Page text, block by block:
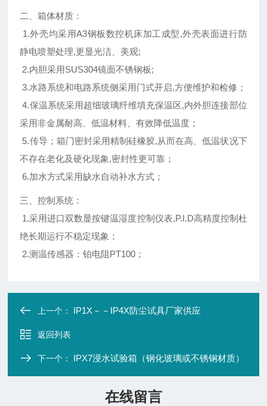
二、箱体材质：
1.外壳均采用A3钢板数控机床加工成型,外壳表面进行防
静电喷塑处理,更显光洁、美观;
2.内胆采用SUS304镜面不锈钢板;
3.水路系统和电路系统侧采用门式开启,方便维护和检修；
4.保温系统采用超细玻璃纤维填充保温区,内外胆连接部位
采用非金属耐高、低温材料、有效降低温度；
5.传导；箱门密封采用精制硅橡胶,从而在高、低温状况下
不存在老化及硬化现象,密封性更可靠；
6.加水方式采用缺水自动补水方式；
三、控制系统：
1.采用进口双数显按键温湿度控制仪表,P.I.D高精度控制杜
绝长期运行不稳定现象；
2.测温传感器：铂电阻PT100；
上一个： IP1X－－IP4X防尘试具厂家供应
返回列表
下一个： IPX7浸水试验箱（钢化玻璃或不锈钢材质）
在线留言